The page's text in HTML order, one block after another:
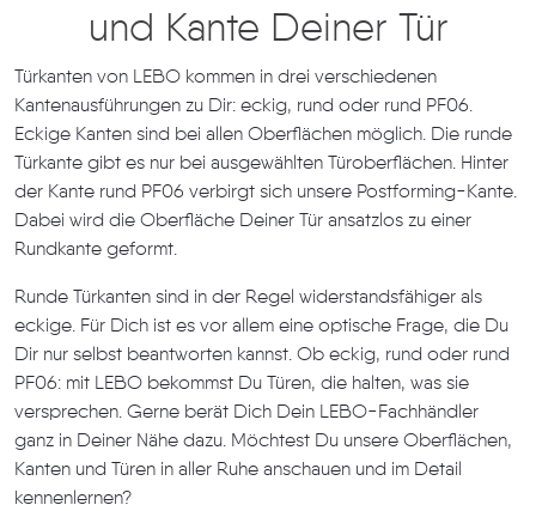
und Kante Deiner Tür
Türkanten von LEBO kommen in drei verschiedenen
Kantenausführungen zu Dir: eckig, rund oder rund PF06.
Eckige Kanten sind bei allen Oberflächen möglich. Die runde
Türkante gibt es nur bei ausgewählten Türoberflächen. Hinter
der Kante rund PF06 verbirgt sich unsere Postforming-Kante.
Dabei wird die Oberfläche Deiner Tür ansatzlos zu einer
Rundkante geformt.
Runde Türkanten sind in der Regel widerstandsfähiger als
eckige. Für Dich ist es vor allem eine optische Frage, die Du
Dir nur selbst beantworten kannst. Ob eckig, rund oder rund
PF06: mit LEBO bekommst Du Türen, die halten, was sie
versprechen. Gerne berät Dich Dein LEBO-Fachhändler
ganz in Deiner Nähe dazu. Möchtest Du unsere Oberflächen,
Kanten und Türen in aller Ruhe anschauen und im Detail
kennenlernen?